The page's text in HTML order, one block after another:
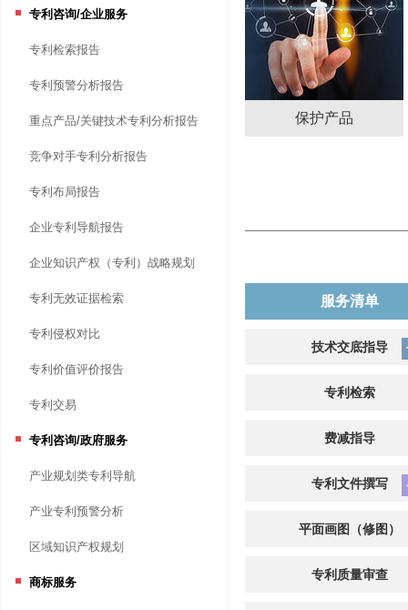
专利咨询/企业服务
专利检索报告
专利预警分析报告
重点产品/关键技术专利分析报告
竞争对手专利分析报告
专利布局报告
企业专利导航报告
企业知识产权（专利）战略规划
专利无效证据检索
专利侵权对比
专利价值评价报告
专利交易
专利咨询/政府服务
产业规划类专利导航
产业专利预警分析
区域知识产权规划
商标服务
保护产品
服务清单
技术交底指导
专利检索
费减指导
专利文件撰写
平面画图（修图）
专利质量审查